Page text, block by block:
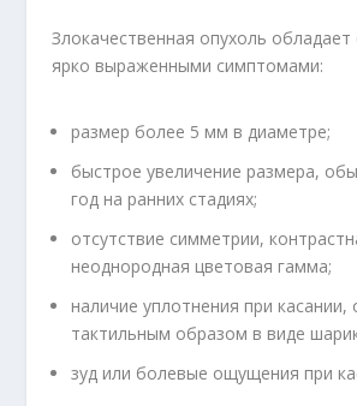
Злокачественная опухоль
ярко выраженными симптомами:
размер более 5 мм в диаметре;
быстрое увеличение размера,
год на ранних стадиях;
отсутствие симметрии,
неоднородная цветовая гамма;
наличие уплотнения при
тактильным образом в виде
зуд или болевые ощущения при